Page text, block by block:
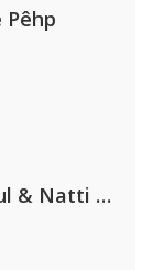
Pêhp
Gabry Ponte, Sean Paul & Natti Natasha